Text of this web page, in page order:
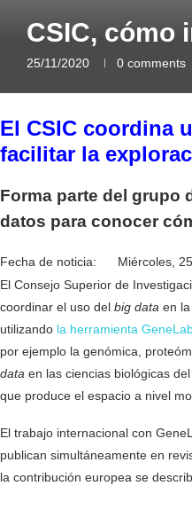
CSIC, cómo
25/11/2020 0 comments
El CSIC coordina
facilitar la
Forma parte del grupo
datos para conocer
Fecha de noticia: Miércoles, 25
El Consejo Superior de
coordinar el uso del big data en
utilizando la herramienta
por ejemplo la genómica,
data en las ciencias biológicas
que produce el espacio a nivel
El trabajo internacional con
publican simultáneamente en
la contribución europea se